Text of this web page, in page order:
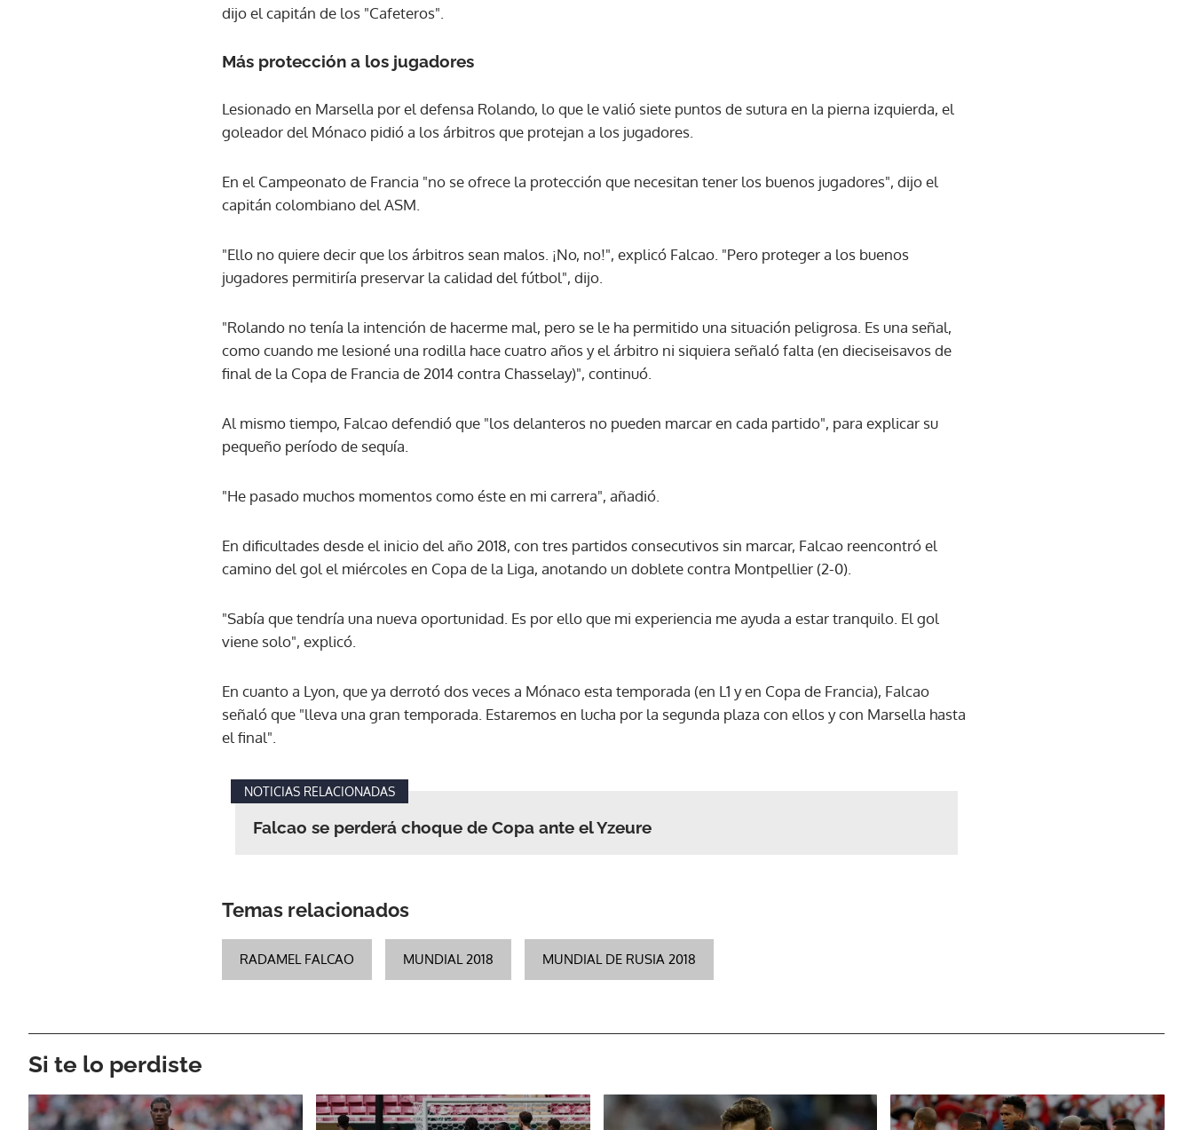
dijo el capitán de los "Cafeteros".
Más protección a los jugadores
Lesionado en Marsella por el defensa Rolando, lo que le valió siete puntos de sutura en la pierna izquierda, el
goleador del Mónaco pidió a los árbitros que protejan a los jugadores.
En el Campeonato de Francia "no se ofrece la protección que necesitan tener los buenos jugadores", dijo el
capitán colombiano del ASM.
"Ello no quiere decir que los árbitros sean malos. ¡No, no!", explicó Falcao. "Pero proteger a los buenos
jugadores permitiría preservar la calidad del fútbol", dijo.
"Rolando no tenía la intención de hacerme mal, pero se le ha permitido una situación peligrosa. Es una señal,
como cuando me lesioné una rodilla hace cuatro años y el árbitro ni siquiera señaló falta (en dieciseisavos de
final de la Copa de Francia de 2014 contra Chasselay)", continuó.
Al mismo tiempo, Falcao defendió que "los delanteros no pueden marcar en cada partido", para explicar su
pequeño período de sequía.
"He pasado muchos momentos como éste en mi carrera", añadió.
En dificultades desde el inicio del año 2018, con tres partidos consecutivos sin marcar, Falcao reencontró el
camino del gol el miércoles en Copa de la Liga, anotando un doblete contra Montpellier (2-0).
"Sabía que tendría una nueva oportunidad. Es por ello que mi experiencia me ayuda a estar tranquilo. El gol
viene solo", explicó.
En cuanto a Lyon, que ya derrotó dos veces a Mónaco esta temporada (en L1 y en Copa de Francia), Falcao
señaló que "lleva una gran temporada. Estaremos en lucha por la segunda plaza con ellos y con Marsella hasta
el final".
NOTICIAS RELACIONADAS
Falcao se perderá choque de Copa ante el Yzeure
Temas relacionados
RADAMEL FALCAO MUNDIAL 2018 MUNDIAL DE RUSIA 2018
Si te lo perdiste